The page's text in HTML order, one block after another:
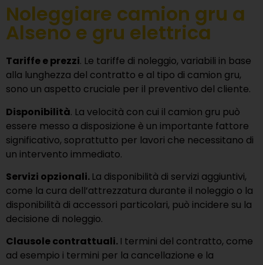
Noleggiare camion gru a
Alseno e gru elettrica
Tariffe e prezzi. Le tariffe di noleggio, variabili in base
alla lunghezza del contratto e al tipo di camion gru,
sono un aspetto cruciale per il preventivo del cliente.
Disponibilità. La velocità con cui il camion gru può
essere messo a disposizione è un importante fattore
significativo, soprattutto per lavori che necessitano di
un intervento immediato.
Servizi opzionali. La disponibilità di servizi aggiuntivi,
come la cura dell’attrezzatura durante il noleggio o la
disponibilità di accessori particolari, può incidere su la
decisione di noleggio.
Clausole contrattuali. I termini del contratto, come
ad esempio i termini per la cancellazione e la